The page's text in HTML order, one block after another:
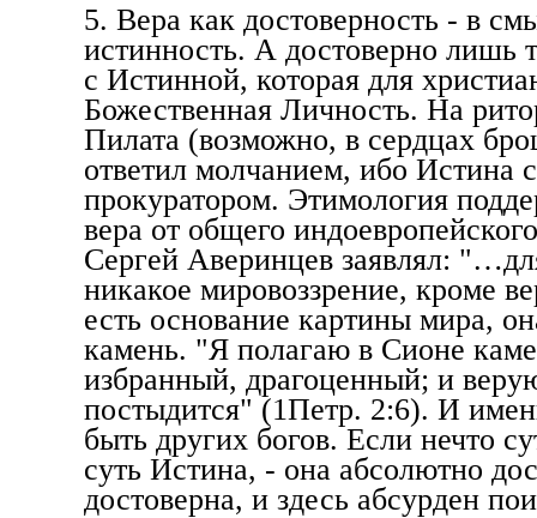
5. Вера как достоверность - в
истинность. А достоверно лишь
с Истинной, которая для
Божественная Личность. На
Пилата (возможно, в сердцах
ответил молчанием, ибо Истина
прокуратором. Этимология
вера от общего индоевропейского
Сергей Аверинцев заявлял:
никакое мировоззрение, кроме
есть основание картины мира,
камень. "Я полагаю в Сионе
избранный, драгоценный; и
постыдится" (1Петр. 2:6). И
быть других богов. Если нечто
суть Истина, - она абсолютно
достоверна, и здесь абсурден